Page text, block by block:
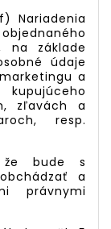
Nariadenia
na základe
údaje
a
zľavách a
resp.
že bude s
a
právnymi